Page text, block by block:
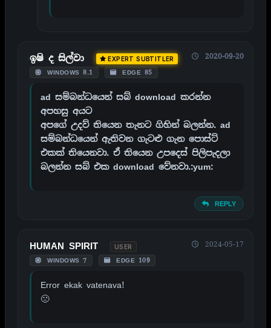
ඉෂි ද සිල්වා EXPERT SUBTITLER
WINDOWS 8.1 EDGE 85
2020-09-20
ad සම්බන්ධයෙන් සබ් download කරන්න
අපහසු අයට
අපගේ උදව් තියෙන තැනට ගිහින් බලන්න. ad
සම්බන්ධයෙන් ඇතිවන ගැටළු ගැන පොස්ට්
එකක් තියෙනවා. ඒ තියෙන උපදෙස් පිලිපැදලා
බලන්න සබ් එක download වේනවා.:yum:
REPLY
HUMAN SPIRIT USER
WINDOWS 7 EDGE 109
2024-05-17
Error ekak vatenava!
🙁